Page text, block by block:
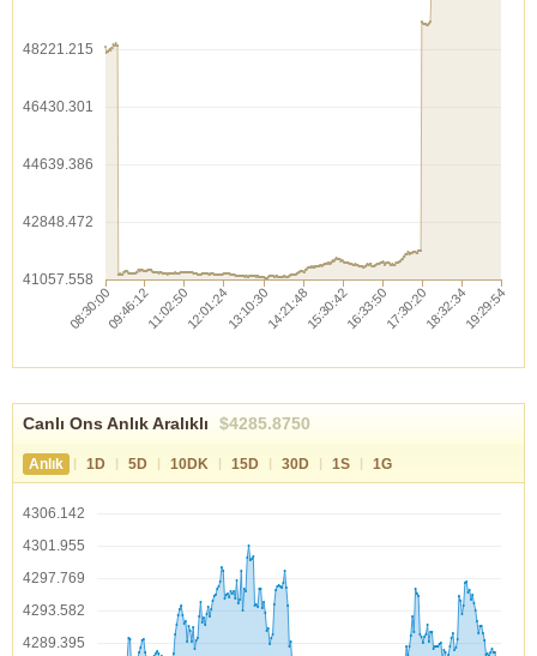
48221.215
46430.301
44639.386
42848.472
41057.558
Canlı Ons Anlık Aralıklı $4285.8750
Anlık | 1D | 5D | 10DK | 15D | 30D | 1S | 1G
4306.142
4301.955
4297.769
4293.582
4289.395